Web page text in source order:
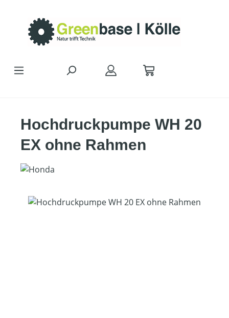
Hochdruckpumpe WH 20
EX ohne Rahmen
Bildergalerie überspringen